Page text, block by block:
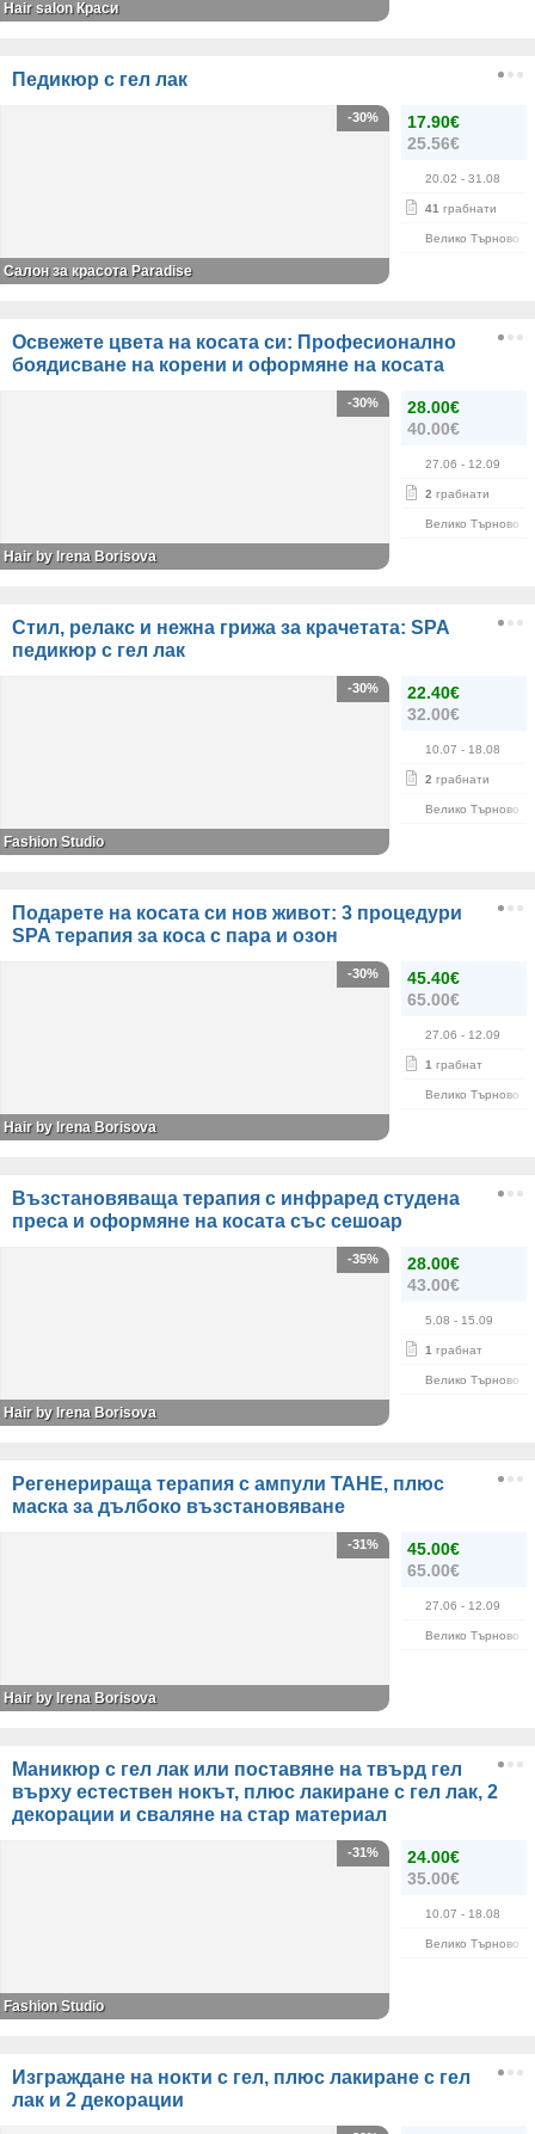
Hair salon Краси
Педикюр с гел лак
17.90€
25.56€
20.02 - 31.08
41 грабнати
Велико Търново
-30%
Салон за красота Paradise
Освежете цвета на косата си: Професионално
боядисване на корени и оформяне на косата
28.00€
40.00€
27.06 - 12.09
2 грабнати
Велико Търново
-30%
Hair by Irena Borisova
Стил, релакс и нежна грижа за крачетата: SPA
педикюр с гел лак
22.40€
32.00€
10.07 - 18.08
2 грабнати
Велико Търново
-30%
Fashion Studio
Подарете на косата си нов живот: 3 процедури
SPA терапия за коса с пара и озон
45.40€
65.00€
27.06 - 12.09
1 грабнат
Велико Търново
-30%
Hair by Irena Borisova
Възстановяваща терапия с инфраред студена
преса и оформяне на косата със сешоар
28.00€
43.00€
5.08 - 15.09
1 грабнат
Велико Търново
-35%
Hair by Irena Borisova
Регенерираща терапия с ампули TAHE, плюс
маска за дълбоко възстановяване
45.00€
65.00€
27.06 - 12.09
Велико Търново
-31%
Hair by Irena Borisova
Маникюр с гел лак или поставяне на твърд гел
върху естествен нокът, плюс лакиране с гел лак, 2
декорации и сваляне на стар материал
24.00€
35.00€
10.07 - 18.08
Велико Търново
-31%
Fashion Studio
Изграждане на нокти с гел, плюс лакиране с гел
лак и 2 декорации